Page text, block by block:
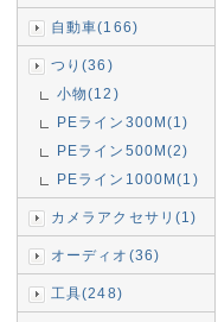
自動車(166)
つり(36)
小物(12)
PEライン300M(1)
PEライン500M(2)
PEライン1000M(1)
カメラアクセサリ(1)
オーディオ(36)
工具(248)